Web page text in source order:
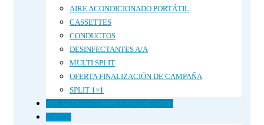
AIRE ACONDICIONADO PORTÁTIL
CASSETTES
CONDUCTOS
DESINFECTANTES A/A
MULTI SPLIT
OFERTA FINALIZACIÓN DE CAMPAÑA
SPLIT 1×1
APLÁZAME (COMPRA FINANCIADA)
BAÑOS